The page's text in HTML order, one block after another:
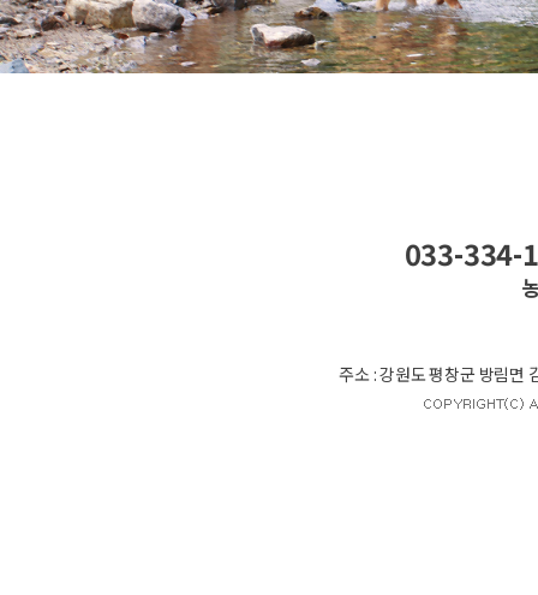
033-334-
주소 : 강원도 평창군 방림면